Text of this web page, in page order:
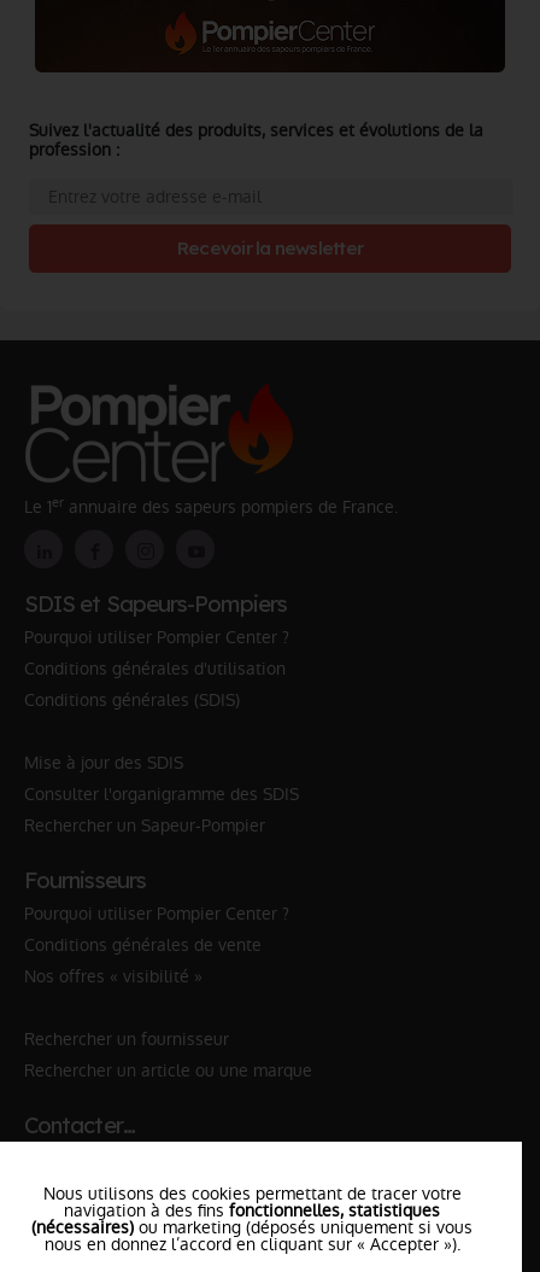
Suivez l'actualité des produits, services et évolutions de la
profession :
Recevoir la newsletter
Le 1er annuaire des sapeurs pompiers de France.
SDIS et Sapeurs-Pompiers
Pourquoi utiliser Pompier Center ?
Conditions générales d'utilisation
Conditions générales (SDIS)
Mise à jour des SDIS
Consulter l'organigramme des SDIS
Rechercher un Sapeur-Pompier
Fournisseurs
Pourquoi utiliser Pompier Center ?
Conditions générales de vente
Nos offres « visibilité »
Rechercher un fournisseur
Rechercher un article ou une marque
Contacter…
✆ 18№National Sapeurs-Pompiers
le SDISle plus proche
Nous utilisons des cookies permettant de tracer votre
navigation à des fins fonctionnelles, statistiques
(nécessaires) ou marketing (déposés uniquement si vous
nous en donnez l’accord en cliquant sur « Accepter »).